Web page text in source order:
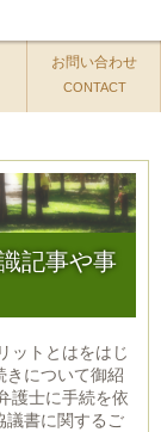
お問い合わせ
CONTACT
記事や事
ットとはをはじ
きについて御紹
護士に手続を依
議書に関するご